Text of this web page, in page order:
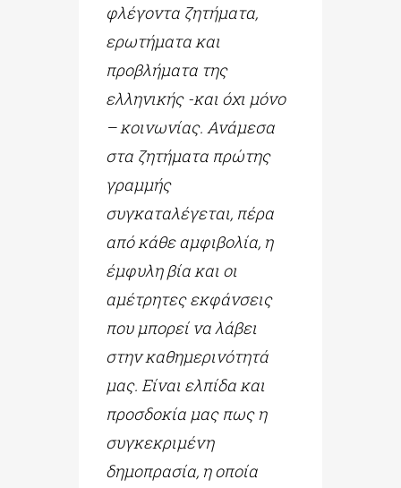
φλέγοντα ζητήματα,
ερωτήματα και
προβλήματα της
ελληνικής -και όχι μόνο
– κοινωνίας. Ανάμεσα
στα ζητήματα πρώτης
γραμμής
συγκαταλέγεται, πέρα
από κάθε αμφιβολία, η
έμφυλη βία και οι
αμέτρητες εκφάνσεις
που μπορεί να λάβει
στην καθημερινότητά
μας. Είναι ελπίδα και
προσδοκία μας πως η
συγκεκριμένη
δημοπρασία, η οποία